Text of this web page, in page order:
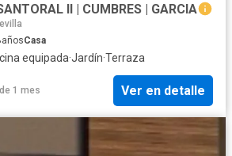
ll | CUMBRES | GARCIA
Casa
equipada·Jardín·Terraza
1 mes Ver en detalle